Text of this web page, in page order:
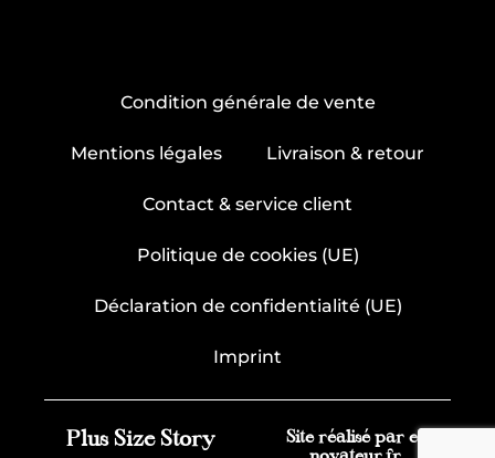
Condition générale de vente
Mentions légales Livraison & retour
Contact & service client
Politique de cookies (UE)
Déclaration de confidentialité (UE)
Imprint
Plus Size Story
Site réalisé par e-